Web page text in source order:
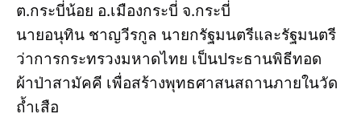
ต.กระบี่น้อย อ.เมืองกระบี่ จ.กระบี่
นายอนุทิน ชาญวีรกูล นายกรัฐมนตรีและรัฐมนตรี
ว่าการกระทรวงมหาดไทย เป็นประธานพิธีทอด
ผ้าป่าสามัคคี เพื่อสร้างพุทธศาสนสถานภายในวัด
ถ้ำเสือ